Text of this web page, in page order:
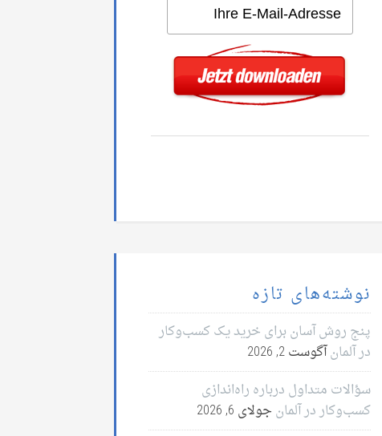
نوشته‌های تازه
پنج روش آسان برای خرید یک کسب‌وکار
در آلمانآگوست 2, 2026
سؤالات متداول درباره راه‌اندازی
کسب‌وکار در آلمان جولای 6, 2026